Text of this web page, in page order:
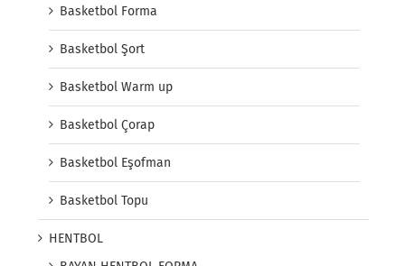
Basketbol Forma
Basketbol Şort
Basketbol Warm up
Basketbol Çorap
Basketbol Eşofman
Basketbol Topu
HENTBOL